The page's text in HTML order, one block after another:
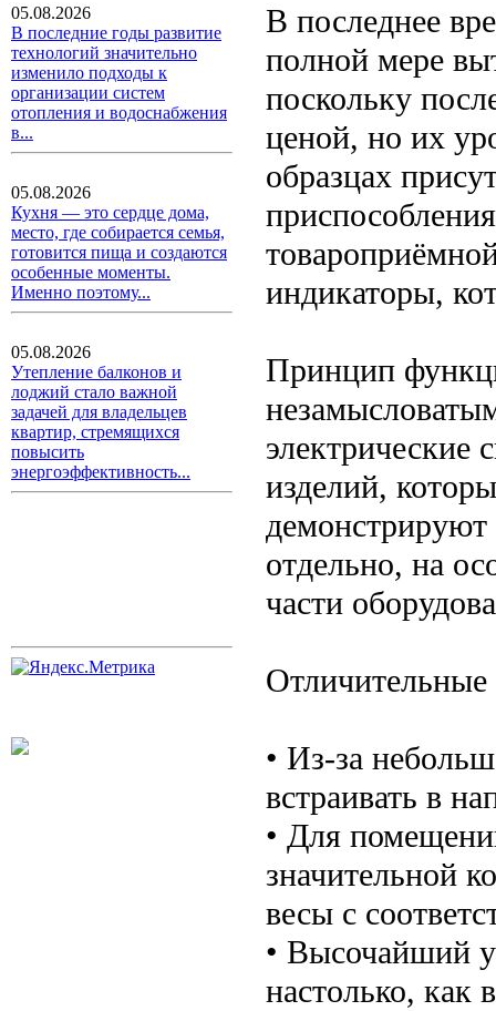
05.08.2026
В последние годы развитие
технологий значительно
изменило подходы к
организации систем
отопления и водоснабжения
в...
05.08.2026
Кухня — это сердце дома,
место, где собирается семья,
готовится пища и создаются
особенные моменты.
Именно поэтому...
05.08.2026
Утепление балконов и
лоджий стало важной
задачей для владельцев
квартир, стремящихся
повысить
энергоэффективность...
В последнее
полной мере
поскольку
ценой, но их
образцах
индикаторы,
Принцип
электрические
изделий,
демонстрируют
отдельно, на
части
Отличительные
• Из-за
встраивать в
• Для
значительной
весы с
• Высочайший
настолько, как